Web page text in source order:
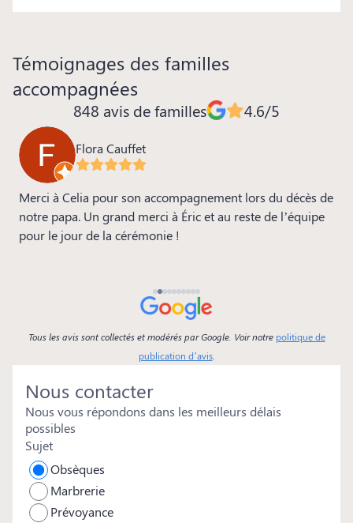
Témoignages des familles
accompagnées
848 avis de familles 4.6/5
Flora Cauffet
Merci à Celia pour son accompagnement lors du décès de
notre papa. Un grand merci à Éric et au reste de l’équipe
pour le jour de la cérémonie !
Tous les avis sont collectés et modérés par Google. Voir notre politique de
publication d’avis.
Nous contacter
Nous vous répondons dans les meilleurs délais
possibles
Sujet
Obsèques
Marbrerie
Prévoyance